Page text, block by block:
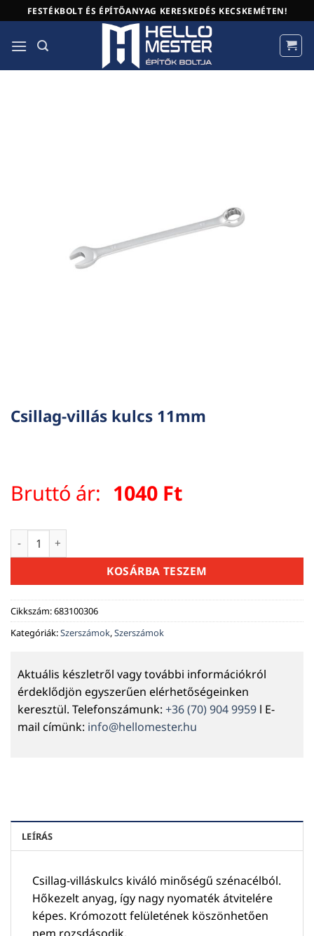
to
content
FESTÉKBOLT ÉS ÉPÍTŐANYAG KERESKEDÉS KECSKEMÉTEN!
Csillag-villás kulcs 11mm
Bruttó ár: 1040 Ft
Csillag-villás kulcs 11mm mennyiség
KOSÁRBA TESZEM
Cikkszám:683100306
Kategóriák:Szerszámok,Szerszámok
Aktuális készletről vagy további információkról
érdeklődjön egyszerűen elérhetőségeinken
keresztül. Telefonszámunk: +36 (70) 904 9959 l E-
mail címünk: info@hellomester.hu
LEÍRÁS
Csillag-villáskulcs kiváló minőségű szénacélból.
Hőkezelt anyag, így nagy nyomaték átvitelére
képes. Krómozott felületének köszönhetően